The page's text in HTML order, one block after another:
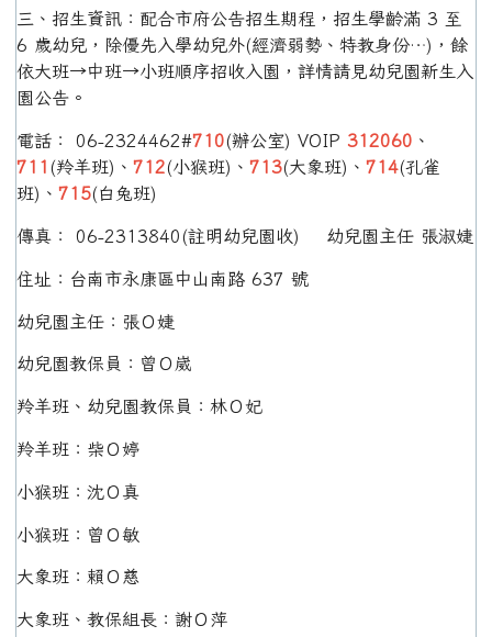
三、招生資訊：配合市府公告招生期程，招生學齡滿 3 至
6 歲幼兒，除優先入學幼兒外(經濟弱勢、特教身份…)，餘
依大班→中班→小班順序招收入園，詳情請見幼兒園新生入
園公告。
電話： 06-2324462#710(辦公室) VOIP 312060 、
711 (羚羊班)、 712(小猴班)、 713(大象班)、 714(孔雀
班)、 715(白兔班)
傳真： 06-2313840(註明幼兒園收) 幼兒園主任 張淑婕
住址：台南市永康區中山南路 637 號
幼兒園主任：張Ｏ婕
幼兒園教保員：曾Ｏ崴
羚羊班、幼兒園教保員：林Ｏ妃
羚羊班：柴Ｏ婷
小猴班：沈Ｏ真
小猴班：曾Ｏ敏
大象班：賴Ｏ慈
大象班、教保組長：謝Ｏ萍